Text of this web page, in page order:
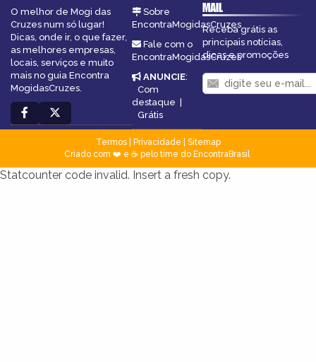
O melhor de Mogi das
Cruzes num só lugar!
Dicas, onde ir, o que fazer,
as melhores empresas,
locais, serviços e muito
mais no guia Encontra
MogidasCruzes.
Sobre
EncontraMogidasCruzes
Fale com o
EncontraMogidasCruzes
ANUNCIE:
Com
destaque |
Grátis
MAIL
Receba grátis as
principais notícias,
dicas e promoções
Termos| Privacidade
Sitemap
Criado com ❤️ e ☕ pelo time do EncontraBrasil
Statcounter code invalid. Insert a fresh copy.